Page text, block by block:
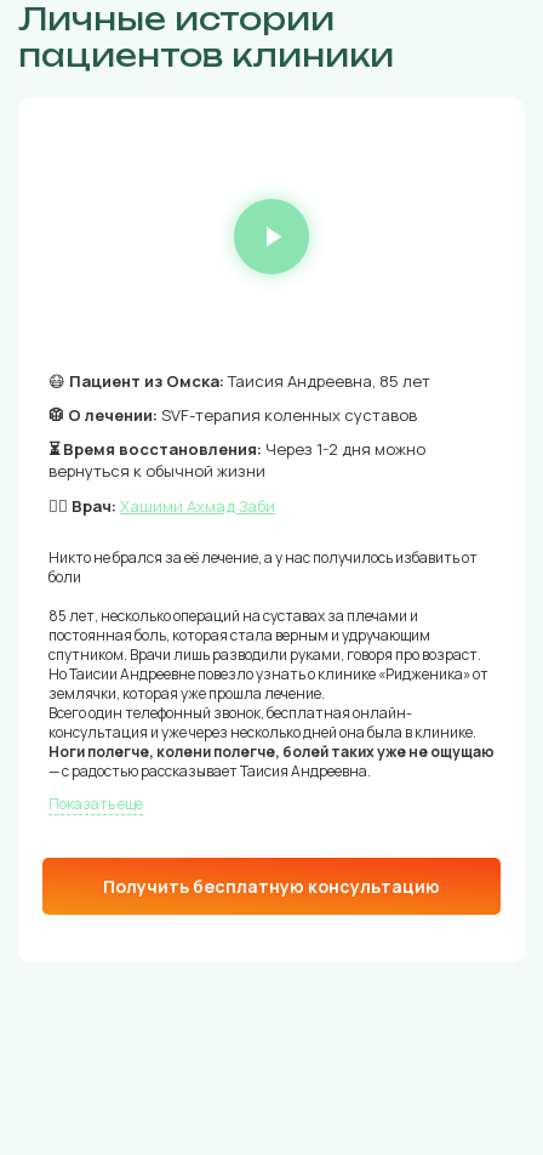
Личные истории
пациентов клиники
😷 Пациент из Омска:Таисия Андреевна, 85 лет
🥼 О лечении: SVF-терапия коленных суставов
⏳ Время восстановления: Через 1-2 дня можно
вернуться к обычной жизни
👨‍⚕️ Врач: Хашими Ахмад Заби
Никто не брался за её лечение, а у нас получилось избавить от
боли
85 лет, несколько операций на суставах за плечами и
постоянная боль, которая стала верным и удручающим
спутником. Врачи лишь разводили руками, говоря про возраст.
Но Таисии Андреевне повезло узнать о клинике «Ридженика» от
землячки, которая уже прошла лечение.
Всего один телефонный звонок, бесплатная онлайн-
консультация и уже через несколько дней она была в клинике.
Ноги полегче, колени полегче, болей таких уже не ощущаю
— с радостью рассказывает Таисия Андреевна.
Показать еще
Получить бесплатную консультацию